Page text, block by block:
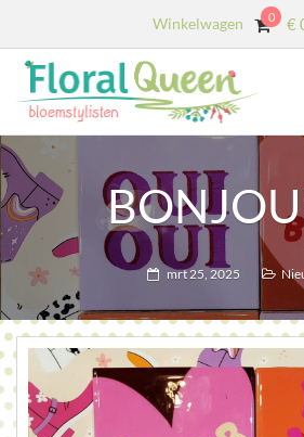
Winkelwagen 0 €
mrt 25, 2025
MENU
START
OVER ONS
DIENSTEN
AFSCHEID MET BLOEMEN
COLLECTIE
WEBSHOP